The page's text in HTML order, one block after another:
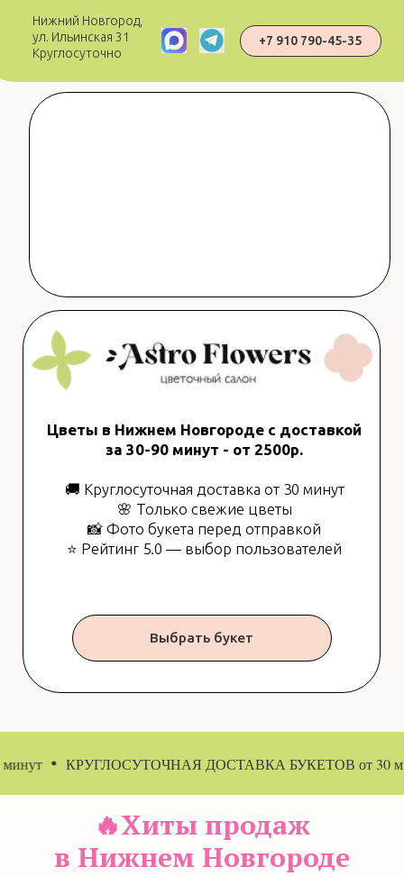
🚚 Круглосуточная доставка от 30 минут
🌸 Только свежие цветы
📸 Фото букета перед отправкой
⭐ Рейтинг 5.0 — выбор пользователей
Выбрать букет
+7 910 790-45-35
Нижний Новгород,
ул. Ильинская 31
Круглосуточно
КРУГЛОСУТОЧНАЯ ДОСТАВКА БУКЕТОВ от 30 минут
🔥Хиты продаж
в Нижнем Новгороде